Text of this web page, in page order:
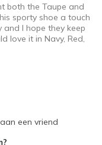
both the Taupe and
sporty shoe a touch
I hope they keep
love it in Navy, Red,
een vriend